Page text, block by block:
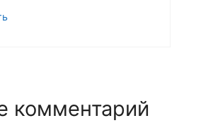
комментарий